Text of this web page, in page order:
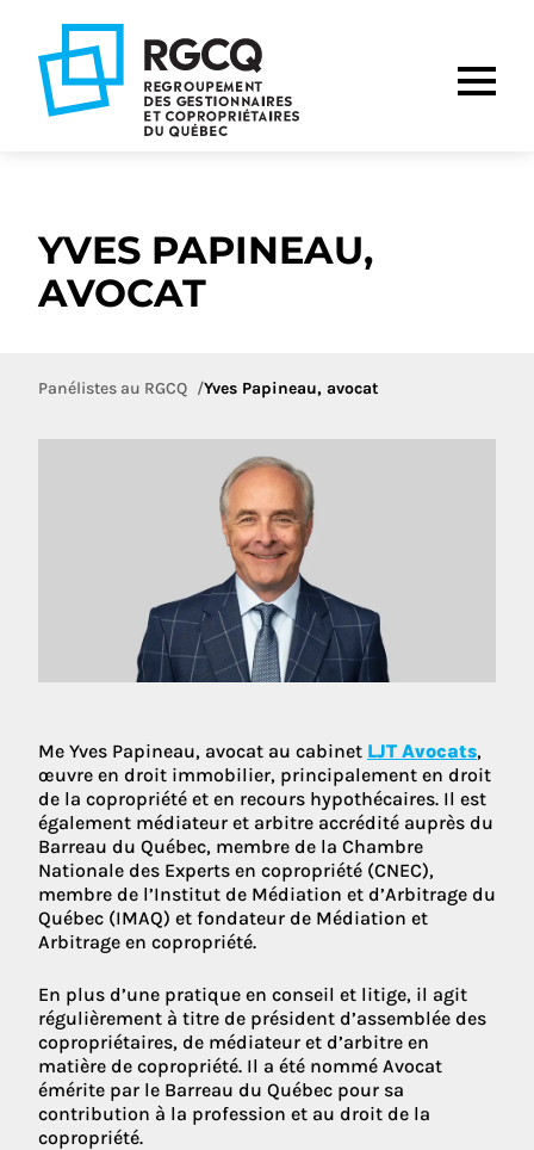
navigation
principale
contenu
YVES PAPINEAU,
AVOCAT
Panélistes au RGCQ Yves Papineau, avocat
Me Yves Papineau, avocat au cabinet LJT Avocats,
œuvre en droit immobilier, principalement en droit
de la copropriété et en recours hypothécaires. Il est
également médiateur et arbitre accrédité auprès du
Barreau du Québec, membre de la Chambre
Nationale des Experts en copropriété (CNEC),
membre de l’Institut de Médiation et d’Arbitrage du
Québec (IMAQ) et fondateur de Médiation et
Arbitrage en copropriété.
En plus d’une pratique en conseil et litige, il agit
régulièrement à titre de président d’assemblée des
copropriétaires, de médiateur et d’arbitre en
matière de copropriété. Il a été nommé Avocat
émérite par le Barreau du Québec pour sa
contribution à la profession et au droit de la
copropriété.